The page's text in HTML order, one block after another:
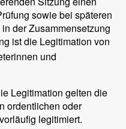
sowie bei späteren
der Zusammensetzung
ist die Legitimation von
und
Legitimation gelten die
ordentlichen oder
legitimiert.